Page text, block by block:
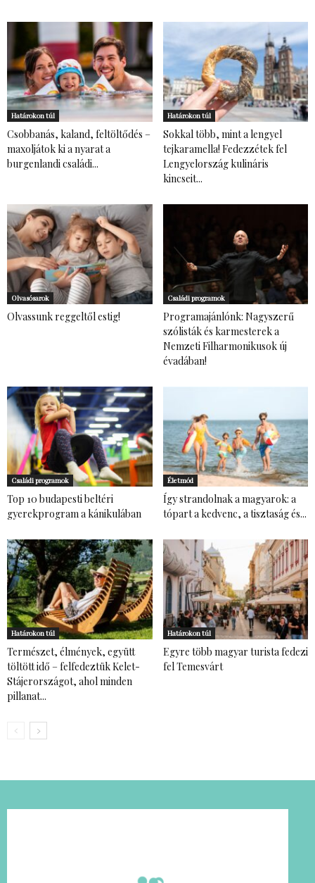
Határokon túl
Csobbanás, kaland, feltöltődés –
maxoljátok ki a nyarat a
burgenlandi családi...
Határokon túl
Sokkal több, mint a lengyel
tejkaramella! Fedezzétek fel
Lengyelország kulináris
kincseit...
Olvasósarok
Olvassunk reggeltől estig!
Családi programok
Programajánlónk: Nagyszerű
szólisták és karmesterek a
Nemzeti Filharmonikusok új
évadában!
Családi programok
Top 10 budapesti beltéri
gyerekprogram a kánikulában
Életmód
Így strandolnak a magyarok: a
tópart a kedvenc, a tisztaság és...
Határokon túl
Természet, élmények, együtt
töltött idő – felfedeztük Kelet-
Stájerországot, ahol minden
pillanat...
Határokon túl
Egyre több magyar turista fedezi
fel Temesvárt